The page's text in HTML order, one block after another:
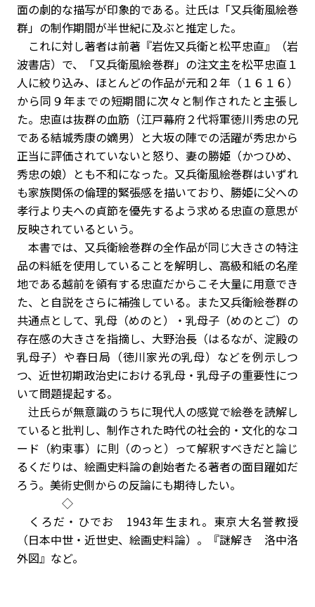
面の劇的な描写が印象的である。辻氏は「又兵衛風絵巻
群」の制作期間が半世紀に及ぶと推定した。
これに対し著者は前著『岩佐又兵衛と松平忠直』（岩
波書店）で、「又兵衛風絵巻群」の注文主を松平忠直１
人に絞り込み、ほとんどの作品が元和２年（１６１６）
から同９年までの短期間に次々と制作されたと主張し
た。忠直は抜群の血筋（江戸幕府２代将軍徳川秀忠の兄
である結城秀康の嫡男）と大坂の陣での活躍が秀忠から
正当に評価されていないと怒り、妻の勝姫（かつひめ、
秀忠の娘）とも不和になった。又兵衛風絵巻群はいずれ
も家族関係の倫理的緊張感を描いており、勝姫に父への
孝行より夫への貞節を優先するよう求める忠直の意思が
反映されているという。
本書では、又兵衛絵巻群の全作品が同じ大きさの特注
品の料紙を使用していることを解明し、高級和紙の名産
地である越前を領有する忠直だからこそ大量に用意でき
た、と自説をさらに補強している。また又兵衛絵巻群の
共通点として、乳母（めのと）・乳母子（めのとご）の
存在感の大きさを指摘し、大野治長（はるなが、淀殿の
乳母子）や春日局（徳川家光の乳母）などを例示しつ
つ、近世初期政治史における乳母・乳母子の重要性につ
いて問題提起する。
辻氏らが無意識のうちに現代人の感覚で絵巻を読解し
ていると批判し、制作された時代の社会的・文化的なコ
ード（約束事）に則（のっと）って解釈すべきだと論じ
るくだりは、絵画史料論の創始者たる著者の面目躍如だ
ろう。美術史側からの反論にも期待したい。
◇
くろだ・ひでお 1943年生まれ。東京大名誉教授
（日本中世・近世史、絵画史料論）。『謎解き 洛中洛
外図』など。